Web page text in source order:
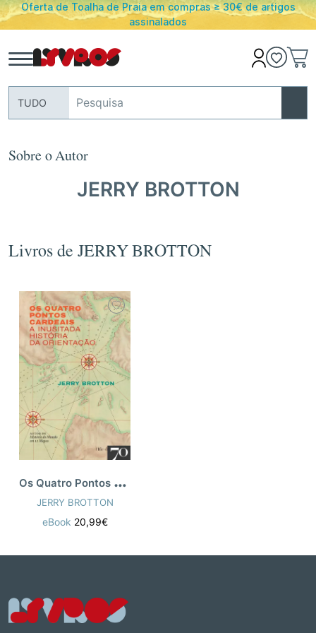
de Praia em compras ≥ 30€ de artigos
assinalados
PORTES
TUDO
Sobre o Autor
JERRY BROTTON
Livros de JERRY BROTTON
O
s Quatro Pontos Cardeais - A Inus
JERRY BROTTON
eBook 20,99€